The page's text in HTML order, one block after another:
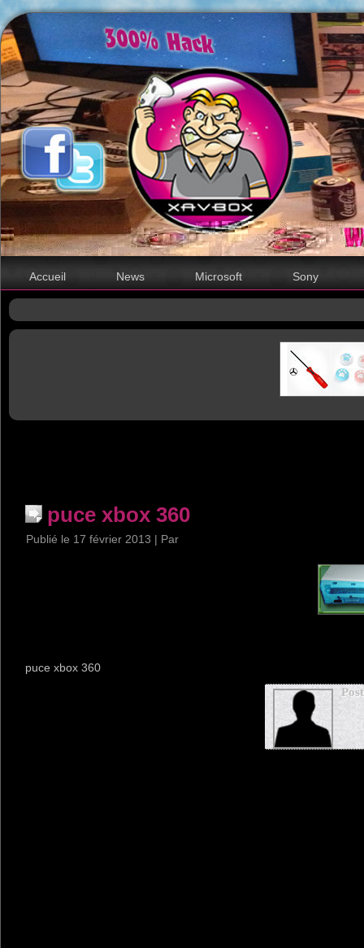
Accueil News Microsoft Sony
puce xbox 360
Publié le 17 février 2013 | Par
puce xbox 360